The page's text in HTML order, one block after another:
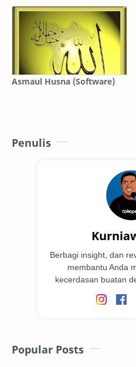
Asmaul Husna (Software)
Penulis
Berbagi insight, dan
membantu Anda
kecerdasan buatan
Popular Posts